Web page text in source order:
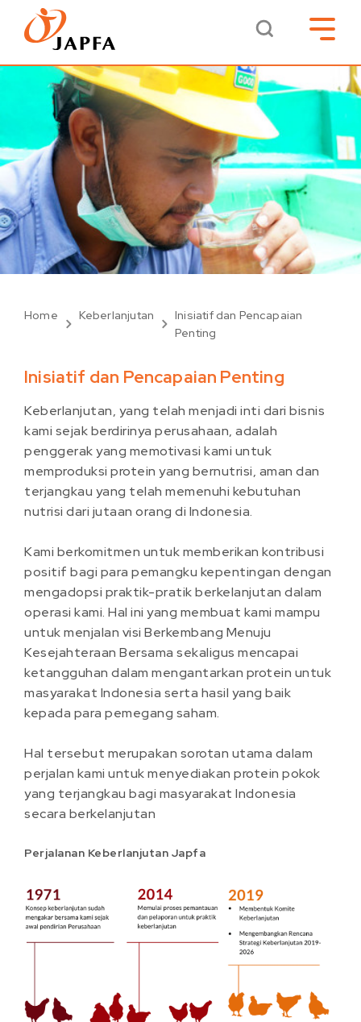
Home Keberlanjutan
Inisiatif dan Pencapaian
Penting
Inisiatif dan Pencapaian Penting
Keberlanjutan, yang telah menjadi inti dari bisnis
kami sejak berdirinya perusahaan, adalah
penggerak yang memotivasi kami untuk
memproduksi protein yang bernutrisi, aman dan
terjangkau yang telah memenuhi kebutuhan
nutrisi dari jutaan orang di Indonesia.
Kami berkomitmen untuk memberikan kontribusi
positif bagi para pemangku kepentingan dengan
mengadopsi praktik-pratik berkelanjutan dalam
operasi kami. Hal ini yang membuat kami mampu
untuk menjalan visi Berkembang Menuju
Kesejahteraan Bersama sekaligus mencapai
ketangguhan dalam mengantarkan protein untuk
masyarakat Indonesia serta hasil yang baik
kepada para pemegang saham.
Hal tersebut merupakan sorotan utama dalam
perjalan kami untuk menyediakan protein pokok
yang terjangkau bagi masyarakat Indonesia
secara berkelanjutan
Perjalanan Keberlanjutan Japfa